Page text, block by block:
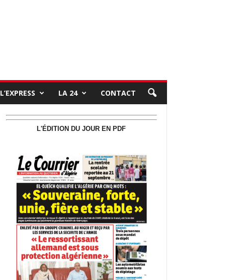
L’EXPRESS LA 24 CONTACT
L'ÉDITION DU JOUR EN PDF